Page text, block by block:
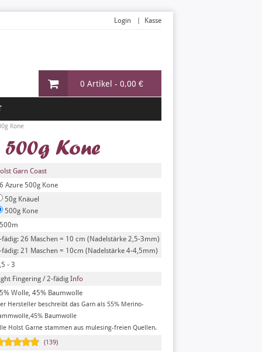
0 Artikel - 0,00 €
Login Kasse
Kone
Kone
Garn Coast
Azure 500g Kone
50g Knäuel
500g Kone
fädig: 26 Maschen = 10 cm (Nadelstärke 2,5-3mm)
fädig: 21 Maschen = 10cm (Nadelstärke 4-4,5mm)
- 3
Fingering / 2-fädig Info
Wolle, 45% Baumwolle
Hersteller beschreibt das Garn als 55% Merino-
Baumwolle
Holst Garne stammen aus mulesing-freien Quellen.
(139)